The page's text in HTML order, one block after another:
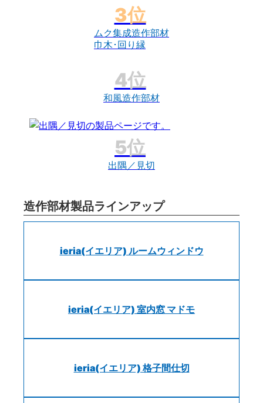
ムク集成造作部材
巾木･回り縁
和風造作部材
出隅／見切
造作部材製品ラインアップ
ieria(イエリア) ルームウィンドウ
ieria(イエリア) 室内窓 マドモ
ieria(イエリア) 格子間仕切